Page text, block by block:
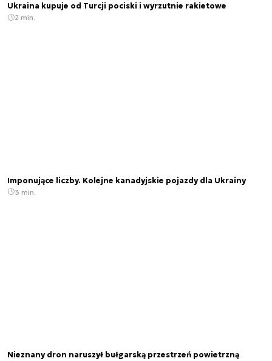
Ukraina kupuje od Turcji pociski i wyrzutnie rakietowe
2 min.
Imponujące liczby. Kolejne kanadyjskie pojazdy dla Ukrainy
3 min.
Nieznany dron naruszył bułgarską przestrzeń powietrzną